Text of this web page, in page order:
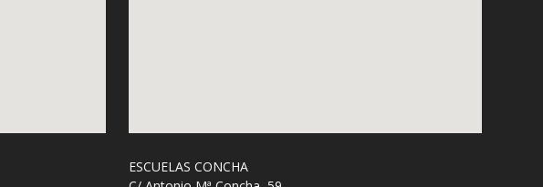
ESCUELAS CONCHA